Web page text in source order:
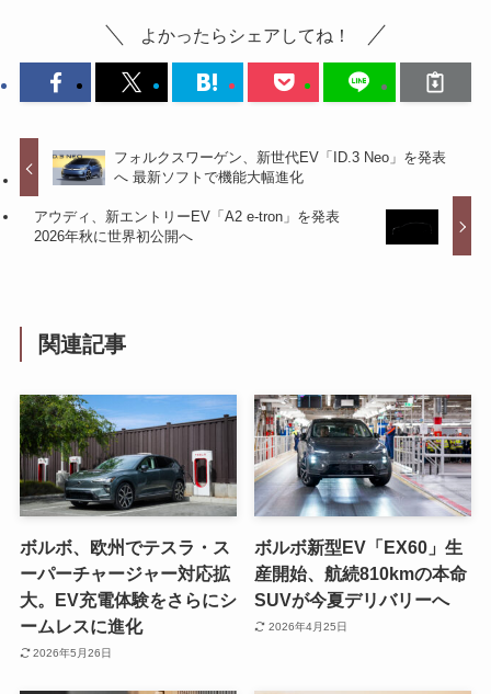
よかったらシェアしてね！
フォルクスワーゲン、新世代EV「ID.3 Neo」を発表
へ 最新ソフトで機能大幅進化
アウディ、新エントリーEV「A2 e-tron」を発表
2026年秋に世界初公開へ
関連記事
ボルボ、欧州でテスラ・ス
ーパーチャージャー対応拡
大。EV充電体験をさらにシ
ームレスに進化
2026年5月26日
ボルボ新型EV「EX60」生
産開始、航続810kmの本命
SUVが今夏デリバリーへ
2026年4月25日